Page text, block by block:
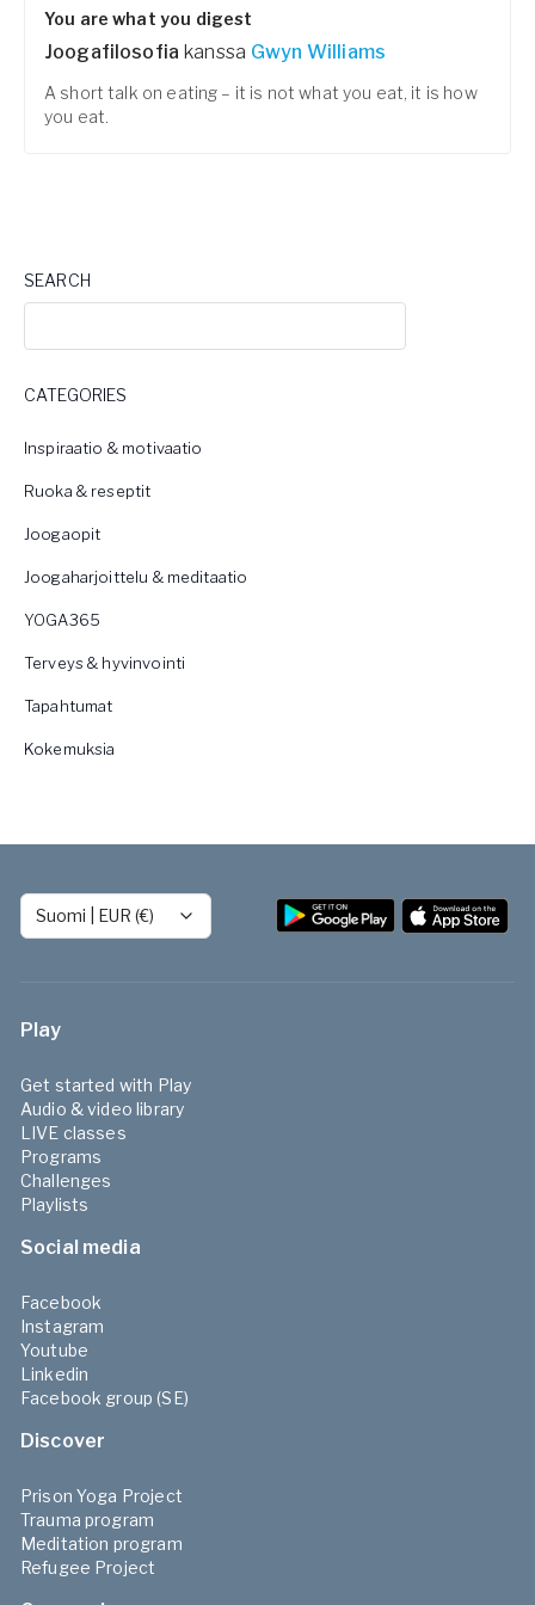
You are what you digest
Joogafilosofia kanssa Gwyn Williams
A short talk on eating – it is not what you eat, it is how
you eat.
SEARCH
CATEGORIES
Inspiraatio & motivaatio
Ruoka & reseptit
Joogaopit
Joogaharjoittelu & meditaatio
YOGA365
Terveys & hyvinvointi
Tapahtumat
Kokemuksia
Suomi EUR (€)
Play
Get started with Play
Audio & video library
LIVE classes
Programs
Challenges
Playlists
Social media
Facebook
Instagram
Youtube
Linkedin
Facebook group (SE)
Discover
Prison Yoga Project
Trauma program
Meditation program
Refugee Project